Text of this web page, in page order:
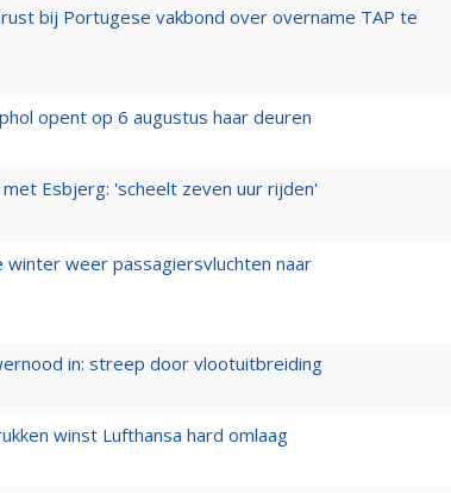
bij Portugese vakbond over overname TAP te
opent op 6 augustus haar deuren
Esbjerg: 'scheelt zeven uur rijden'
winter weer passagiersvluchten naar
in: streep door vlootuitbreiding
winst Lufthansa hard omlaag